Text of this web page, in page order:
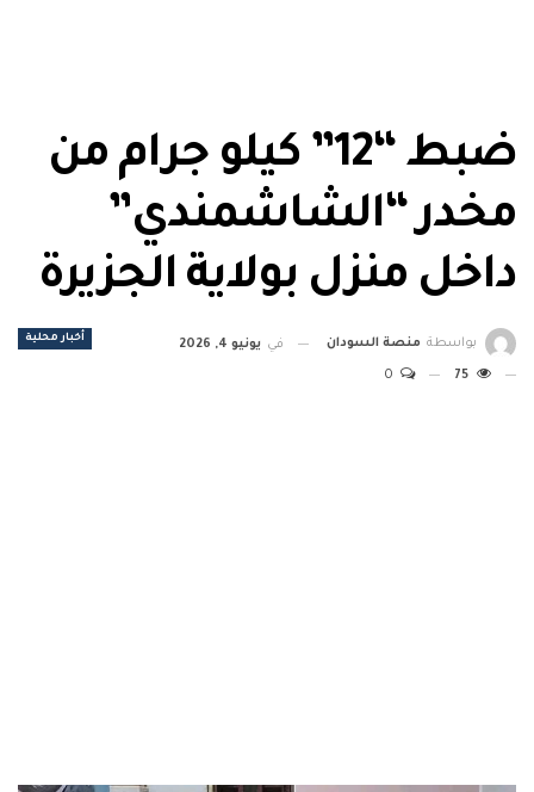
ضبط “12” كيلو جرام من
مخدر “الشاشمندي”
داخل منزل بولاية الجزيرة
أخبار محلية بواسطة منصة السودان في يونيو 4, 2026
75